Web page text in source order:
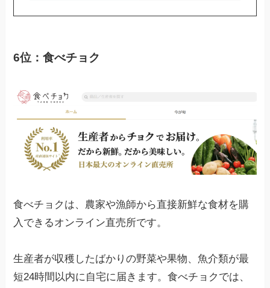
6位：食べチョク
食べチョクは、農家や漁師から直接新鮮な食材を購
入できるオンライン直売所です。
生産者が収穫したばかりの野菜や果物、魚介類が最
短24時間以内に自宅に届きます。食べチョクでは、